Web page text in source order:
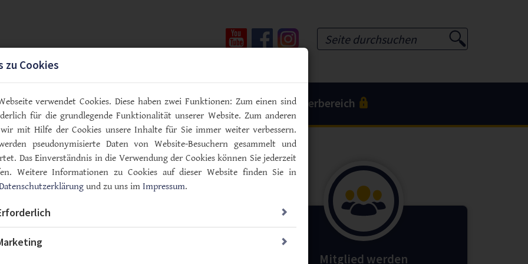
YouTubeFacebookInstagramSuchformular
& Termine Informationen Kontakt Mitgliederbereich
Mitglied werden
zu Cookies
verwendet Cookies. Diese haben zwei Funktionen: Zum einen sind
für die grundlegende Funktionalität unserer Website. Zum anderen
mit Hilfe der Cookies unsere Inhalte für Sie immer weiter verbessern.
pseudonymisierte Daten von Website-Besuchern gesammelt und
Das Einverständnis in die Verwendung der Cookies können Sie jederzeit
Weitere Informationen zu Cookies auf dieser Website finden Sie in
und zu uns im Impressum.